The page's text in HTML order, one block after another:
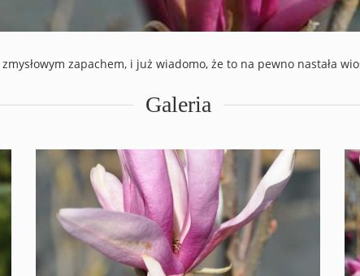
zapachem, i już wiadomo, że to na pewno nastała
Galeria